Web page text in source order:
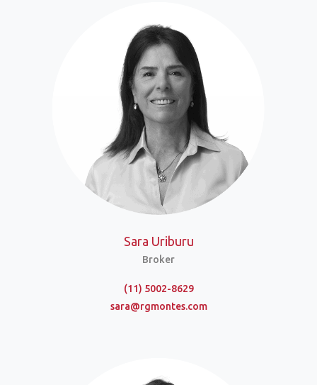
Sara Uriburu
Broker
(11) 5002-8629
sara@rgmontes.com